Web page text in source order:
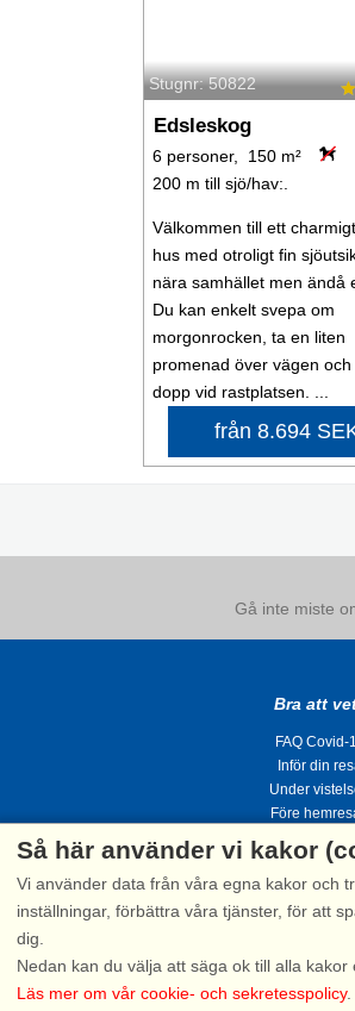
Stugnr: 50822
Edsleskog
6 personer, 150 m²
200 m till sjö/hav:.
Välkommen till ett
hus med otroligt fin
nära samhället men ändå
Du kan enkelt svepa om
morgonrocken, ta en liten
promenad över vägen
dopp vid rastplatsen. ...
från 8.694
Gå inte miste
Bra att
FAQ Covid-
Inför din
Under
Före
Så här använder vi kakor
Vi använder data från våra egna kakor och
inställningar, förbättra våra tjänster, för att
dig.
Nedan kan du välja att säga ok till alla
Läs mer om vår cookie- och sekretesspolicy.